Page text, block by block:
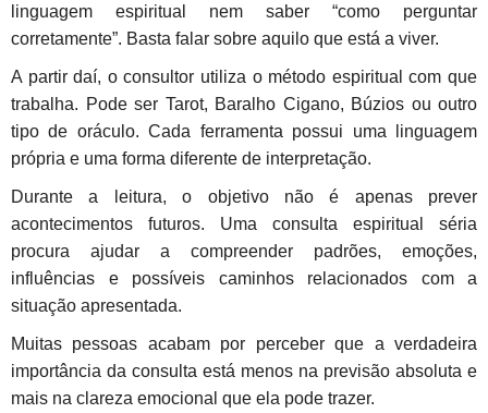
linguagem espiritual nem saber “como perguntar
corretamente”. Basta falar sobre aquilo que está a viver.
A partir daí, o consultor utiliza o método espiritual com que
trabalha. Pode ser Tarot, Baralho Cigano, Búzios ou outro
tipo de oráculo. Cada ferramenta possui uma linguagem
própria e uma forma diferente de interpretação.
Durante a leitura, o objetivo não é apenas prever
acontecimentos futuros. Uma consulta espiritual séria
procura ajudar a compreender padrões, emoções,
influências e possíveis caminhos relacionados com a
situação apresentada.
Muitas pessoas acabam por perceber que a verdadeira
importância da consulta está menos na previsão absoluta e
mais na clareza emocional que ela pode trazer.